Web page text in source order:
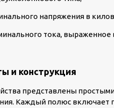
напряжения в
тока, выраженное
и конструкция
представлены
Каждый полюс